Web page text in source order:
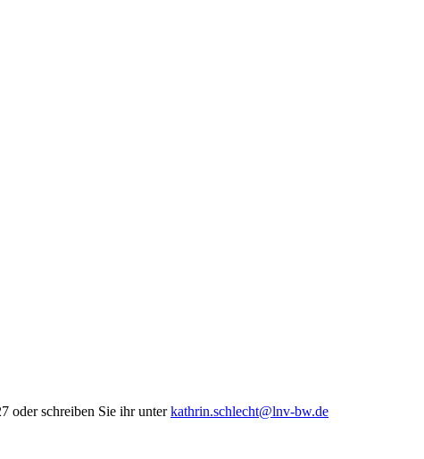
oder schreiben Sie ihr unterkathrin.schlecht@lnv-bw.de